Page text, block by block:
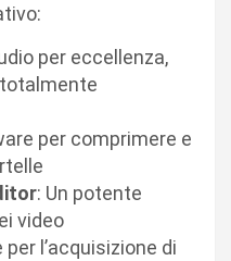
per eccellenza,
per comprimere e
: Un potente
video
l’acquisizione di